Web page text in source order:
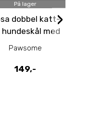
På lager
dobbel katt-
hundeskål med
Pawsome
149,-
›